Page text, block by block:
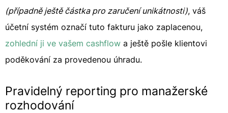
(případně ještě částka pro zaručení unikátnosti), váš
účetní systém označí tuto fakturu jako zaplacenou,
zohlední ji ve vašem cashflow a ještě pošle klientovi
poděkování za provedenou úhradu.
Pravidelný reporting pro manažerské
rozhodování